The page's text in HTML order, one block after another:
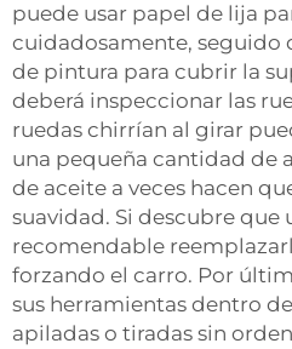
puede usar papel de lija
cuidadosamente, seguido
de pintura para cubrir la
deberá inspeccionar las
ruedas chirrían al girar
una pequeña cantidad de
de aceite a veces hacen
suavidad. Si descubre que
recomendable
forzando el carro. Por
sus herramientas dentro
apiladas o tiradas sin